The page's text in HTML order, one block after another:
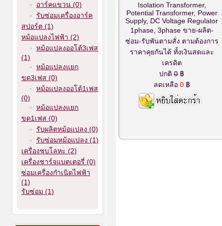
อาร์คแขวน (0)
รับซ่อมเครื่องอาร์ค
สปอร์ต (1)
หม้อแปลงไฟฟ้า (2)
หม้อแปลงออโต้3เฟส
(1)
หม้อแปลงแยก
ขด3เฟส (0)
หม้อแปลงออโต้1เฟส
(0)
หม้อแปลงแยก
ขด1เฟส (0)
รับผลิตหม้อแปลง (0)
รับซ่อมหม้อแปลง (1)
เครื่องชุบโลหะ (2)
เครื่องชาร์จแบตเตอรี่ (0)
ซ่อมเครื่องกำเนิดไฟฟ้า
(1)
รับซ่อม (1)
Isolation Transformer,
Potential Transformer, Power
Supply, DC Voltage Regulator
1phase, 3phase ขาย-ผลิต-
ซ่อม-รับพันตามสั่ง ตามต้องการ
ราคาคุยกันได้ ทั้งเงินสดและ
เครดิต
ปกติ0฿
ลดเหลือ 0 ฿